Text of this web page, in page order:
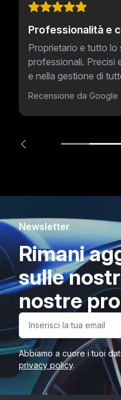
Professionalità e
Proprietario e tutto lo
professionali. Precisi
e nella gestione di
Recensione da Google
Newsletter
Rimani
sulle
nostre
Abbiamo a cuore i tuoi
privacy policy.